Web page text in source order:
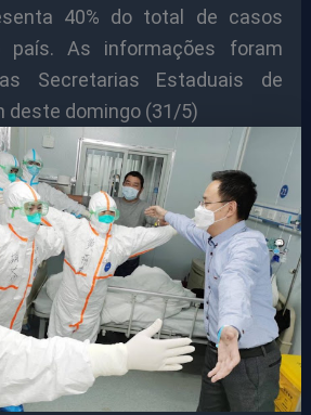
40% do total de casos
país. As informações foram
Secretarias Estaduais de
deste domingo (31/5)